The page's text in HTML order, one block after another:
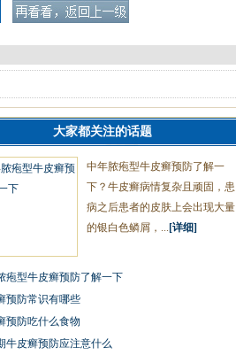
大家都关注的话题
中年脓疱型牛皮癣预防了解一
下？牛皮癣病情复杂且顽固，患
病之后患者的皮肤上会出现大量
的银白色鳞屑，... [详细]
疱型牛皮癣预防了解一下
预防常识有哪些
预防吃什么食物
牛皮癣预防应注意什么